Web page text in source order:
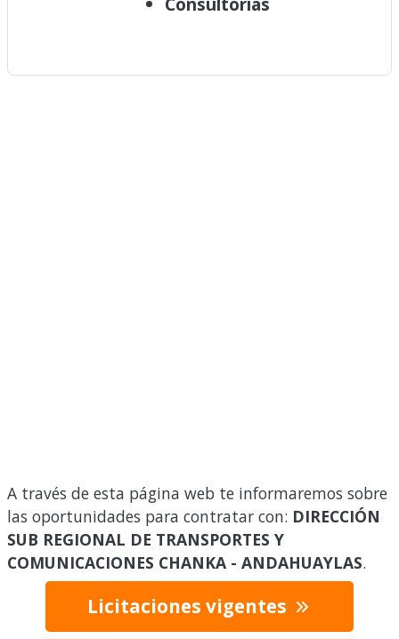
A través de esta página web te informaremos sobre
las oportunidades para contratar con: DIRECCIÓN
SUB REGIONAL DE TRANSPORTES Y
COMUNICACIONES CHANKA - ANDAHUAYLAS.
Licitaciones vigentes